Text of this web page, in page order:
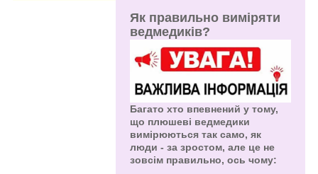
Як правильно виміряти
ведмедиків?
Багато хто впевнений у тому,
що плюшеві ведмедики
вимірюються так само, як
люди - за зростом, але це не
зовсім правильно, ось чому: